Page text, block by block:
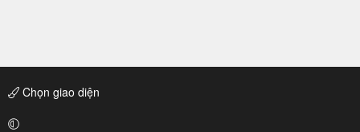
Chọn giao diện